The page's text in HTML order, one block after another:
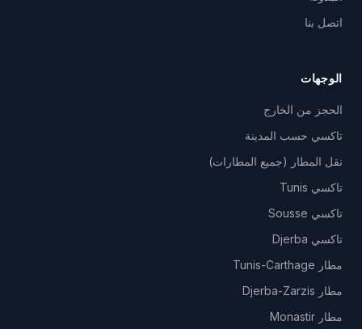
اتصل بنا
الوجهات
الحجز من الخارج
تاكسي حسب المدينة
نقل المطار (جميع المطارات)
تاكسي Tunis
تاكسي Sousse
تاكسي Djerba
مطار Tunis-Carthage
مطار Djerba-Zarzis
مطار Monastir